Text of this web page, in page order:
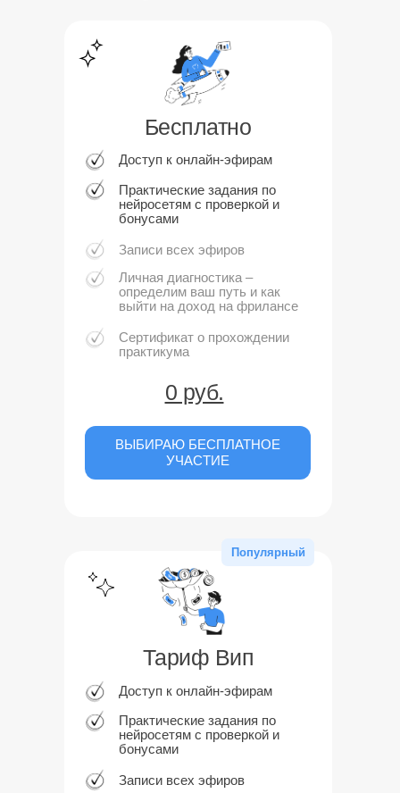
Популярный
Доступ к онлайн-эфирам
Доступ к онлайн-эфирам
Записи всех эфиров
Записи всех эфиров
Практические задания по
нейросетям с проверкой и
бонусами
Практические задания по
нейросетям с проверкой и
бонусами
Личная диагностика –
определим ваш путь и как
выйти на доход на фрилансе
Сертификат о прохождении
практикума
Бесплатно
Тариф Вип
ВЫБИРАЮ БЕСПЛАТНОЕ
УЧАСТИЕ
0 руб.